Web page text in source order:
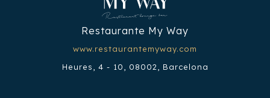
Restaurante My Way
www.restaurantemyway.com
Heures, 4 - 10, 08002, Barcelona